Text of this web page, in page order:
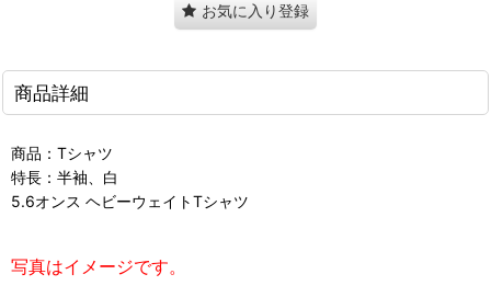
お気に入り登録
商品詳細
商品：Tシャツ
特長：半袖、白
5.6オンス ヘビーウェイトTシャツ
写真はイメージです。